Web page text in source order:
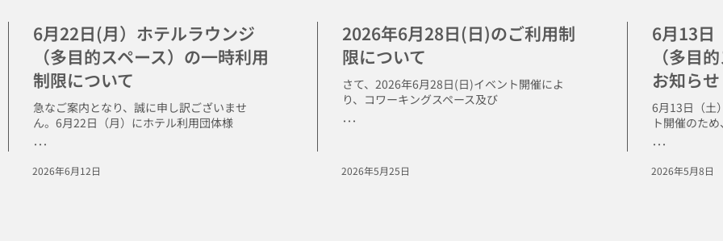
6月22日(月）ホテルラウンジ
（多目的スペース）の一時利用
制限について
急なご案内となり、誠に申し訳ございませ
ん。6月22日（月）にホテル利用団体様
･･･
2026年6月12日
2026年6月28日(日)のご利用制
限について
さて、2026年6月28日(日)イベント開催によ
り、コワーキングスペース及び
･･･
2026年5月25日
6月13日
（多目
お知らせ
6月13日（土
ト開催のた
･･･
2026年5月8日